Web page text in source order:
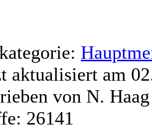
aktualisiert am
von N. Haag
26141